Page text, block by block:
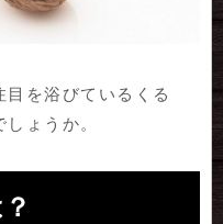
を浴びているくる
ょうか。